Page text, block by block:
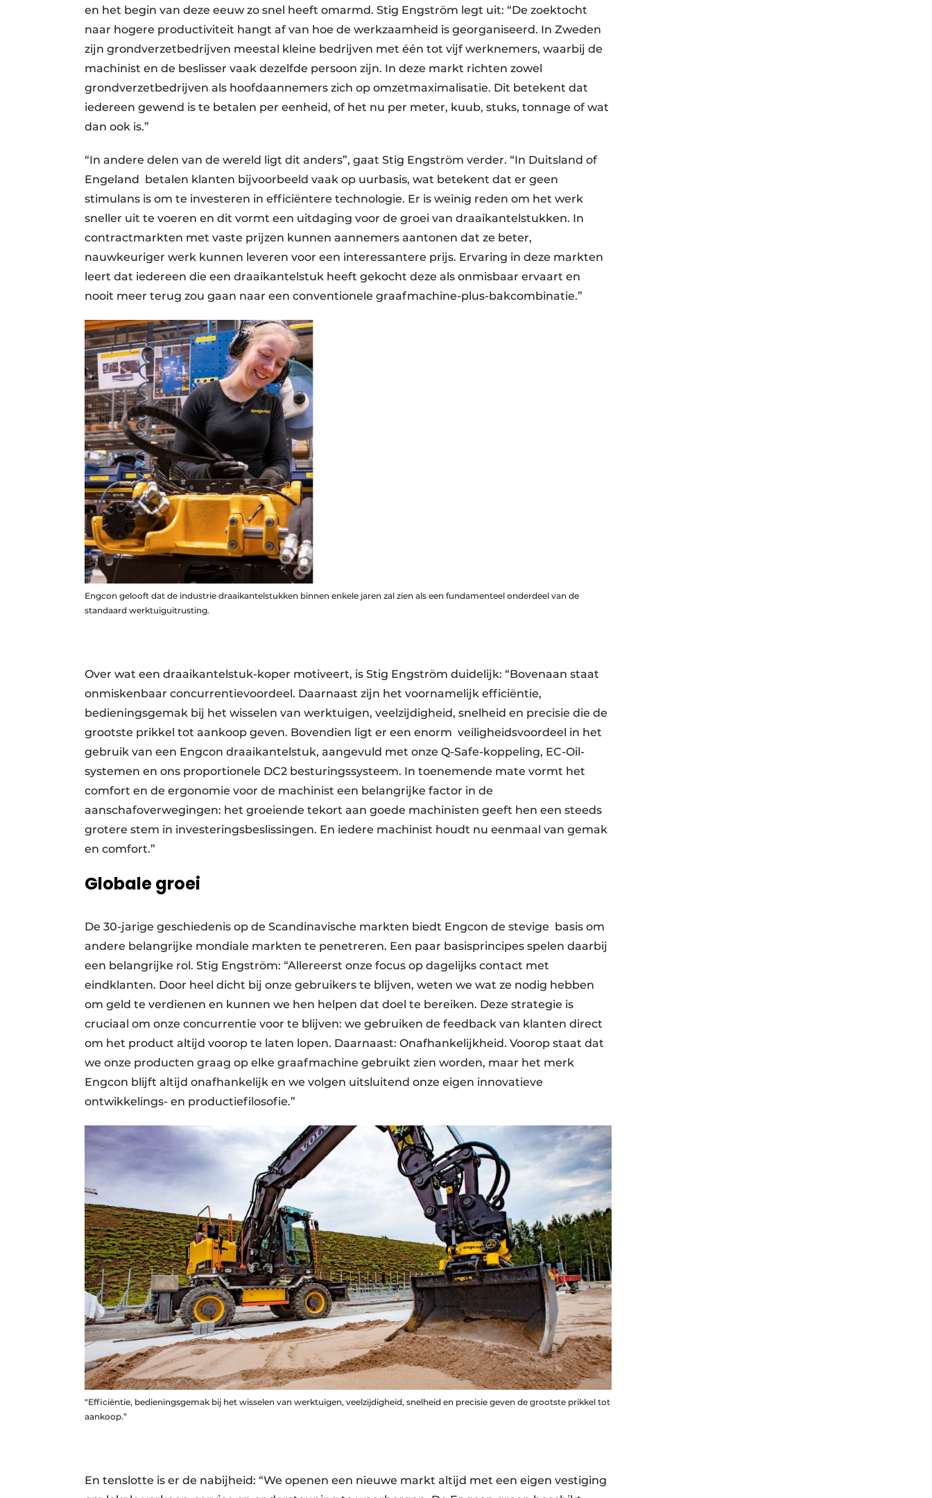
en het begin van deze eeuw zo snel heeft omarmd. Stig Engström legt uit: “De zoektocht
naar hogere productiviteit hangt af van hoe de werkzaamheid is georganiseerd. In Zweden
zijn grondverzetbedrijven meestal kleine bedrijven met één tot vijf werknemers, waarbij de
machinist en de beslisser vaak dezelfde persoon zijn. In deze markt richten zowel
grondverzetbedrijven als hoofdaannemers zich op omzetmaximalisatie. Dit betekent dat
iedereen gewend is te betalen per eenheid, of het nu per meter, kuub, stuks, tonnage of wat
dan ook is.”
“In andere delen van de wereld ligt dit anders”, gaat Stig Engström verder. “In Duitsland of
Engeland
betalen klanten bijvoorbeeld vaak op uurbasis, wat betekent dat er geen
stimulans is om te investeren in efficiëntere technologie. Er is weinig reden om het werk
sneller uit te voeren en dit vormt een uitdaging voor de groei van draaikantelstukken. In
contractmarkten met vaste prijzen kunnen aannemers aantonen dat ze beter,
nauwkeuriger werk kunnen leveren voor een interessantere prijs. Ervaring in deze markten
leert dat iedereen die een draaikantelstuk heeft gekocht deze als onmisbaar ervaart en
nooit meer terug zou gaan naar een conventionele graafmachine-plus-bakcombinatie.”
Engcon gelooft dat de industrie draaikantelstukken binnen enkele jaren zal zien als een fundamenteel onderdeel van de
standaard werktuiguitrusting.
Over wat een draaikantelstuk-koper motiveert, is Stig Engström duidelijk: “Bovenaan staat
onmiskenbaar concurrentievoordeel. Daarnaast zijn het voornamelijk efficiëntie,
bedieningsgemak bij het wisselen van werktuigen, veelzijdigheid, snelheid en precisie die de
grootste prikkel tot aankoop geven. Bovendien ligt er een enorm veiligheidsvoordeel in het
gebruik van een Engcon draaikantelstuk, aangevuld met onze Q-Safe-koppeling, EC-Oil-
systemen en ons proportionele DC2 besturingssysteem. In toenemende mate vormt het
comfort en de ergonomie voor de machinist een belangrijke factor in de
aanschafoverwegingen: het groeiende tekort aan goede machinisten geeft hen een steeds
grotere stem in investeringsbeslissingen. En iedere machinist houdt nu eenmaal van gemak
en comfort.”
Globale groei
De 30-jarige geschiedenis op de Scandinavische markten biedt Engcon de stevige basis om
andere belangrijke mondiale markten te penetreren. Een paar basisprincipes spelen daarbij
een belangrijke rol. Stig Engström: “Allereerst onze focus op dagelijks contact met
eindklanten. Door heel dicht bij onze gebruikers te blijven, weten we wat ze nodig hebben
om geld te verdienen en kunnen we hen helpen dat doel te bereiken. Deze strategie is
cruciaal om onze concurrentie voor te blijven: we gebruiken de feedback van klanten direct
om het product altijd voorop te laten lopen. Daarnaast: Onafhankelijkheid. Voorop staat dat
we onze producten graag op elke graafmachine gebruikt zien worden, maar het merk
Engcon blijft altijd onafhankelijk en we volgen uitsluitend onze eigen innovatieve
ontwikkelings- en productiefilosofie.”
“Efficiëntie, bedieningsgemak bij het wisselen van werktuigen, veelzijdigheid, snelheid en precisie geven de grootste prikkel tot
aankoop.”
En tenslotte is er de nabijheid: “We openen een nieuwe markt altijd met een eigen vestiging